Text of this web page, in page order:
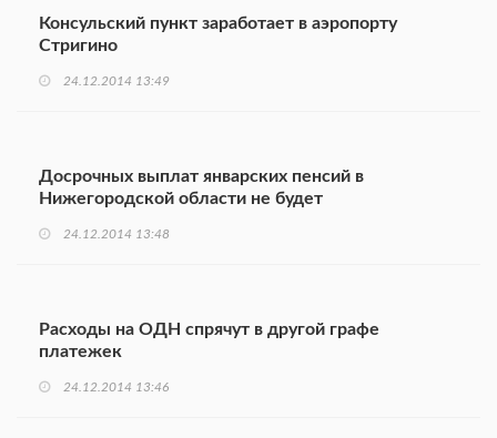
Консульский пункт заработает в аэропорту
Стригино
24.12.2014 13:49
Досрочных выплат январских пенсий в
Нижегородской области не будет
24.12.2014 13:48
Расходы на ОДН спрячут в другой графе
платежек
24.12.2014 13:46